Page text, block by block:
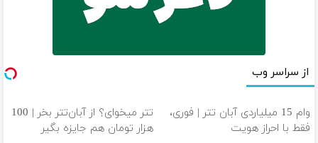
از سراسر وب
وام 15 میلیاردی آبان تتر | فوری،
فقط با احراز هویت
تتر میخوای؟ از آبان‌تتر بخر | 100
هزار تومان هم جایزه بگیر